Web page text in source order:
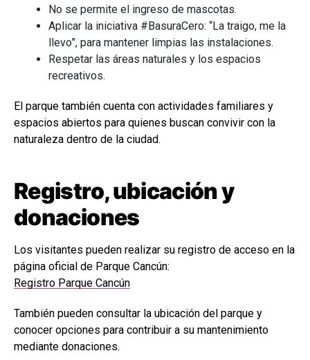
No se permite el ingreso de mascotas.
Aplicar la iniciativa #BasuraCero: “La traigo, me la
llevo”, para mantener limpias las instalaciones.
Respetar las áreas naturales y los espacios
recreativos.
El parque también cuenta con actividades familiares y
espacios abiertos para quienes buscan convivir con la
naturaleza dentro de la ciudad.
Registro, ubicación y
donaciones
Los visitantes pueden realizar su registro de acceso en la
página oficial de Parque Cancún:
Registro Parque Cancún
También pueden consultar la ubicación del parque y
conocer opciones para contribuir a su mantenimiento
mediante donaciones.